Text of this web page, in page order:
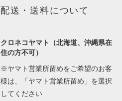
配送・送料について
クロネコヤマト（北海道、沖縄県在
住の方不可）
※ヤマト営業所留めをご希望のお客
様は、「ヤマト営業所留め」を選択
してください